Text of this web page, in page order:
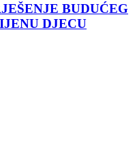
BUDUĆEG
DJECU